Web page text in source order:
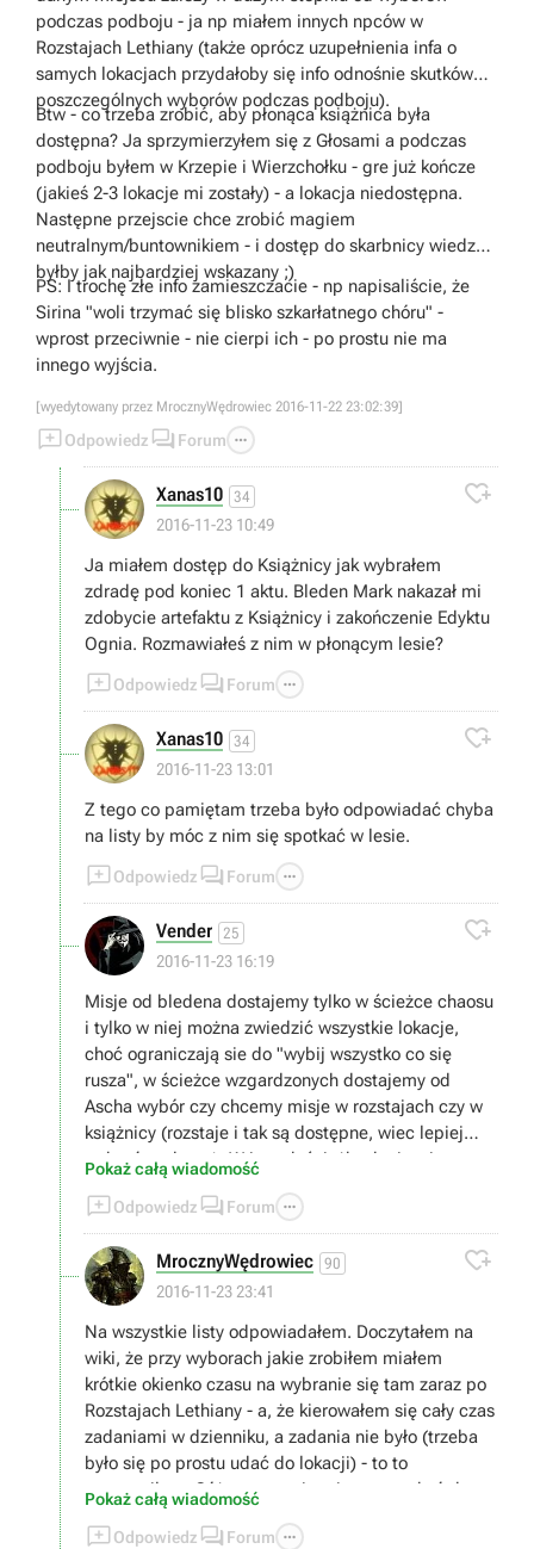
podczas podboju - ja np miałem innych npców w
Rozstajach Lethiany (także oprócz uzupełnienia infa o
samych lokacjach przydałoby się info odnośnie skutków
poszczególnych wyborów podczas podboju).
Btw - co trzeba zrobić, aby płonąca książnica była
dostępna? Ja sprzymierzyłem się z Głosami a podczas
podboju byłem w Krzepie i Wierzchołku - gre już kończe
(jakieś 2-3 lokacje mi zostały) - a lokacja niedostępna.
Następne przejscie chce zrobić magiem
neutralnym/buntownikiem - i dostęp do skarbnicy wiedzy
byłby jak najbardziej wskazany ;)
PS: I trochę złe info zamieszczacie - np napisaliście, że
Sirina "woli trzymać się blisko szkarłatnego chóru" -
wprost przeciwnie - nie cierpi ich - po prostu nie ma
innego wyjścia.
[wyedytowany przez MrocznyWędrowiec 2016-11-22 23:02:39]
Odpowiedz  Forum 
Xanas10 34
2016-11-23 10:49

Ja miałem dostęp do Książnicy jak wybrałem
zdradę pod koniec 1 aktu. Bleden Mark nakazał mi
zdobycie artefaktu z Książnicy i zakończenie Edyktu
Ognia. Rozmawiałeś z nim w płonącym lesie?
Odpowiedz  Forum 
Xanas10 34
2016-11-23 13:01

Z tego co pamiętam trzeba było odpowiadać chyba
na listy by móc z nim się spotkać w lesie.
Odpowiedz  Forum 
Vender 25
2016-11-23 16:19

Misje od bledena dostajemy tylko w ścieżce chaosu
i tylko w niej można zwiedzić wszystkie lokacje,
choć ograniczają sie do "wybij wszystko co się
rusza", w ścieżce wzgardzonych dostajemy od
Ascha wybór czy chcemy misje w rozstajach czy w
książnicy (rozstaje i tak są dostępne, wiec lepiej
wybrać tą drugą). W innych ścieżkach nie wiem,
tylko w ścieżce rebeliantów w ogóle się nie da tam
dostać, z tego co czytałem.
Pokaż całą wiadomość
Odpowiedz  Forum 
MrocznyWędrowiec 90
2016-11-23 23:41

Na wszystkie listy odpowiadałem. Doczytałem na
wiki, że przy wyborach jakie zrobiłem miałem
krótkie okienko czasu na wybranie się tam zaraz po
Rozstajach Lethiany - a, że kierowałem się cały czas
zadaniami w dzienniku, a zadania nie było (trzeba
było się po prostu udać do lokacji) - to to
przegapiłem. Cóż - pozostaje mi teraz czekać do
2go przejścia - lub ewentualnie skorzystać z konsoli,
aby odblokować lokacje.
Pokaż całą wiadomość
Odpowiedz  Forum 